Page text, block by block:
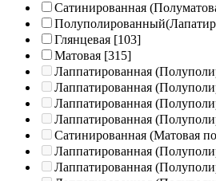
Сатинированная
Глянцевая [103]
Матовая [315]
Лаппатированная
Лаппатированная
Лаппатированная
Лаппатированная
Сатинированная (Матовая
Лаппатированная
Лаппатированная